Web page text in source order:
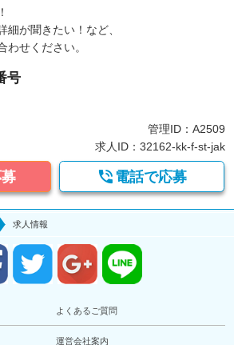
細が聞きたい！など、
わせください。
号
管理ID：A2509
求人ID：32162-kk-f-st-jak
 電話で応募
求人情報
よくあるご質問
運営会社案内